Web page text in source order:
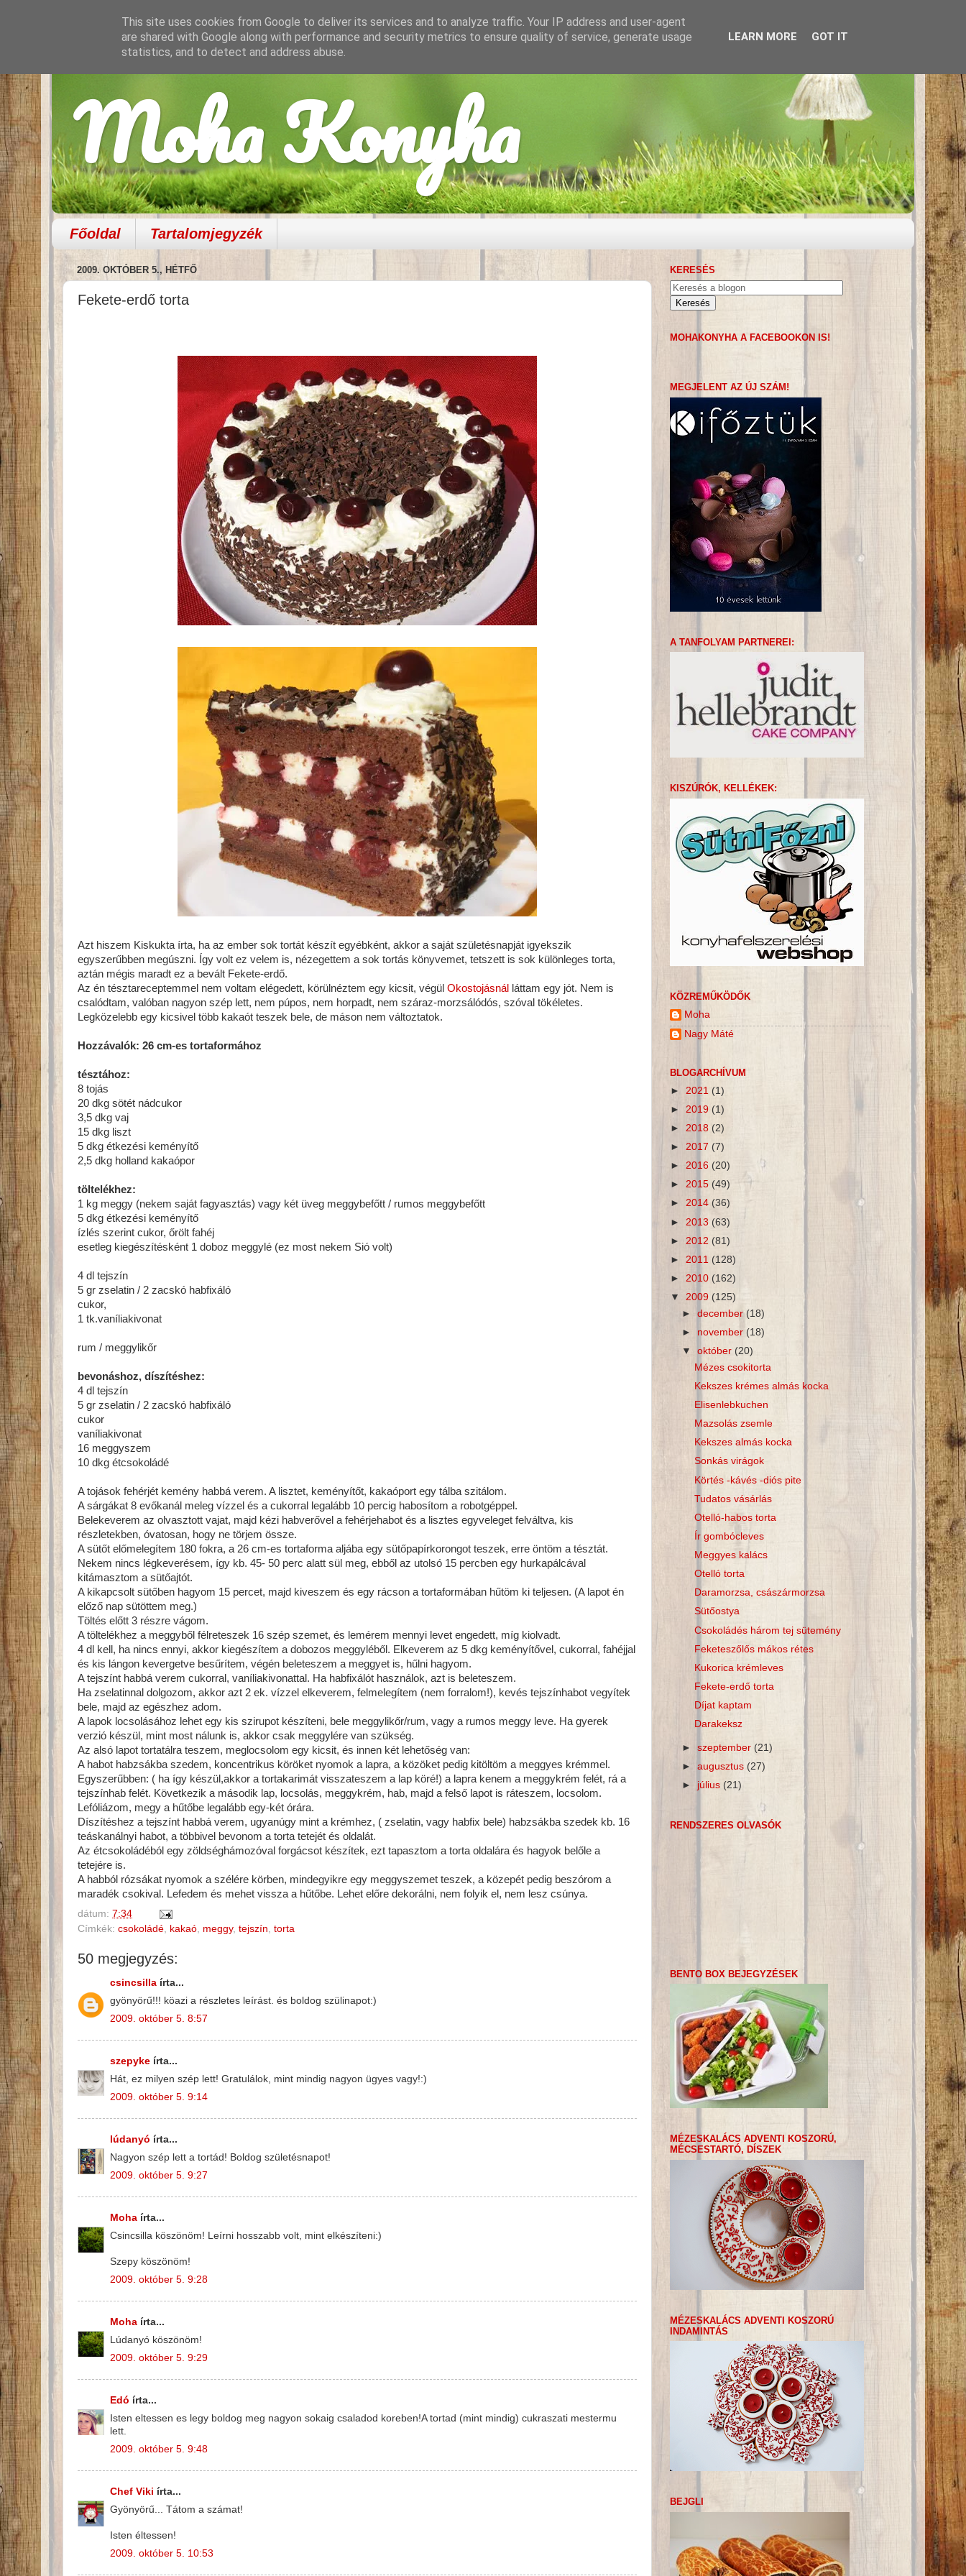
Moha Konyha
Főoldal Tartalomjegyzék
2009. OKTÓBER 5., HÉTFŐ
Fekete-erdő torta
Azt hiszem Kiskukta írta, ha az ember sok tortát készít egyébként, akkor a saját születésnapját igyekszik
egyszerűbben megúszni. Így volt ez velem is, nézegettem a sok tortás könyvemet, tetszett is sok különleges torta,
aztán mégis maradt ez a bevált Fekete-erdő.
Az én tésztareceptemmel nem voltam elégedett, körülnéztem egy kicsit, végül Okostojásnál
láttam egy jót. Nem is
csalódtam, valóban nagyon szép lett, nem púpos, nem horpadt, nem száraz-morzsálódós, szóval tökéletes.
Legközelebb egy kicsivel több kakaót teszek bele, de máson nem változtatok.
Hozzávalók: 26 cm-es tortaformához
tésztához:
8 tojás
20 dkg sötét nádcukor
3,5 dkg vaj
15 dkg liszt
5 dkg étkezési keményítő
2,5 dkg holland kakaópor
töltelékhez:
1 kg meggy (nekem saját fagyasztás) vagy két üveg meggybefőtt / rumos meggybefőtt
5 dkg étkezési keményítő
ízlés szerint cukor, őrölt fahéj
esetleg kiegészítésként 1 doboz meggylé (ez most nekem Sió volt)
4 dl tejszín
5 gr zselatin / 2 zacskó habfixáló
cukor,
1 tk.vaníliakivonat
rum / meggylikőr
bevonáshoz, díszítéshez:
4 dl tejszín
5 gr zselatin / 2 zacskó habfixáló
cukor
vaníliakivonat
16 meggyszem
10 dkg étcsokoládé
A tojások fehérjét kemény habbá verem. A lisztet, keményítőt, kakaóport egy tálba szitálom.
A sárgákat 8 evőkanál meleg vízzel és a cukorral legalább 10 percig habosítom a robotgéppel.
Belekeverem az olvasztott vajat, majd kézi habverővel a fehérjehabot és a lisztes egyveleget felváltva, kis
részletekben, óvatosan, hogy ne törjem össze.
A sütőt előmelegítem 180 fokra, a 26 cm-es tortaforma aljába egy sütőpapírkorongot teszek, erre öntöm a tésztát.
Nekem nincs légkeverésem, így kb. 45- 50 perc alatt sül meg, ebből az utolsó 15 percben egy hurkapálcával
kitámasztom a sütőajtót.
A kikapcsolt sütőben hagyom 15 percet, majd kiveszem és egy rácson a tortaformában hűtöm ki teljesen. (A lapot én
előző nap sütöttem meg.)
Töltés előtt 3 részre vágom.
A töltelékhez a meggyből félreteszek 16 szép szemet, és lemérem mennyi levet engedett, míg kiolvadt.
4 dl kell, ha nincs ennyi, akkor kiegészítem a dobozos meggyléből. Elkeverem az 5 dkg keményítővel, cukorral, fahéjjal
és kis lángon kevergetve besűrítem, végén beleteszem a meggyet is, hűlni hagyom.
A tejszínt habbá verem cukorral, vaníliakivonattal. Ha habfixálót használok, azt is beleteszem.
Ha zselatinnal dolgozom, akkor azt 2 ek. vízzel elkeverem, felmelegítem (nem forralom!), kevés tejszínhabot vegyítek
bele, majd az egészhez adom.
A lapok locsolásához lehet egy kis szirupot készíteni, bele meggylikőr/rum, vagy a rumos meggy leve. Ha gyerek
verzió készül, mint most nálunk is, akkor csak meggylére van szükség.
Az alsó lapot tortatálra teszem, meglocsolom egy kicsit, és innen két lehetőség van:
A habot habzsákba szedem, koncentrikus köröket nyomok a lapra, a közöket pedig kitöltöm a meggyes krémmel.
Egyszerűbben: ( ha így készül,akkor a tortakarimát visszateszem a lap köré!) a lapra kenem a meggykrém felét, rá a
tejszínhab felét. Következik a második lap, locsolás, meggykrém, hab, majd a felső lapot is ráteszem, locsolom.
Lefóliázom, megy a hűtőbe legalább egy-két órára.
Díszítéshez a tejszínt habbá verem, ugyanúgy mint a krémhez, ( zselatin, vagy habfix bele) habzsákba szedek kb. 16
teáskanálnyi habot, a többivel bevonom a torta tetejét és oldalát.
Az étcsokoládéból egy zöldséghámozóval forgácsot készítek, ezt tapasztom a torta oldalára és hagyok belőle a
tetejére is.
A habból rózsákat nyomok a szélére körben, mindegyikre egy meggyszemet teszek, a közepét pedig beszórom a
maradék csokival. Lefedem és mehet vissza a hűtőbe. Lehet előre dekorálni, nem folyik el, nem lesz csúnya.
dátum: 7:34
Címkék: csokoládé kakaó meggy, tejszín torta
50 megjegyzés:
csincsilla írta...
gyönyörű!!! köazi a részletes leírást. és boldog szülinapot:)
2009. október 5. 8:57
szepyke írta...
Hát, ez milyen szép lett! Gratulálok, mint mindig nagyon ügyes vagy!:)
2009. október 5. 9:14
lúdanyó írta...
Nagyon szép lett a tortád! Boldog születésnapot!
2009. október 5. 9:27
Moha írta...
Csincsilla köszönöm! Leírni hosszabb volt, mint elkészíteni:)
Szepy köszönöm!
2009. október 5. 9:28
Moha írta...
Lúdanyó köszönöm!
2009. október 5. 9:29
Edó írta...
Isten eltessen es legy boldog meg nagyon sokaig csaladod koreben!A tortad (mint mindig) cukraszati mestermu
lett.
2009. október 5. 9:48
Chef Viki írta...
Gyönyörű... Tátom a számat!
Isten éltessen!
2009. október 5. 10:53
KERESÉS
MOHAKONYHA A FACEBOOKON IS!
MEGJELENT AZ ÚJ SZÁM!
A TANFOLYAM PARTNEREI:
KISZÚRÓK, KELLÉKEK:
KÖZREMŰKÖDŐK
Moha
Nagy Máté
BLOGARCHÍVUM
► 2021 (1)
► 2019 (1)
► 2018 (2)
► 2017 (7)
► 2016 (20)
► 2015 (49)
► 2014 (36)
► 2013 (63)
► 2012 (81)
► 2011 (128)
► 2010 (162)
▼ 2009 (125)
►december (18)
► november(18)
▼október (20)
Mézes csokitorta
Kekszes krémes almás kocka
Elisenlebkuchen
Mazsolás zsemle
Kekszes almás kocka
Sonkás virágok
Körtés -kávés -diós pite
Tudatos vásárlás
Otelló-habos torta
Ír gombócleves
Meggyes kalács
Otelló torta
Daramorzsa, császármorzsa
Sütőostya
Csokoládés három tej sütemény
Feketeszőlős mákos rétes
Kukorica krémleves
Fekete-erdő torta
Díjat kaptam
Darakeksz
►szeptember(21)
►augusztus(27)
► július (21)
RENDSZERES OLVASÓK
BENTO BOX BEJEGYZÉSEK
MÉZESKALÁCS ADVENTI KOSZORÚ,
MÉCSESTARTÓ, DÍSZEK
MÉZESKALÁCS ADVENTI KOSZORÚ
INDAMINTÁS
BEJGLI
This site uses cookies from Google to deliver its services and to analyze traffic. Your IP address and user-agent
are shared with Google along with performance and security metrics to ensure quality of service, generate usage
statistics, and to detect and address abuse.
LEARN MORE GOT IT